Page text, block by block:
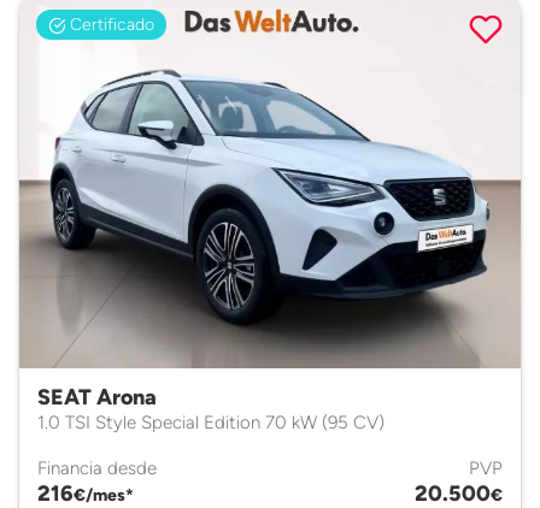
Certificado
SEAT Arona
1.0 TSI Style Special Edition 70 kW (95 CV)
Financia desde
216€/mes*
PVP
20.500€